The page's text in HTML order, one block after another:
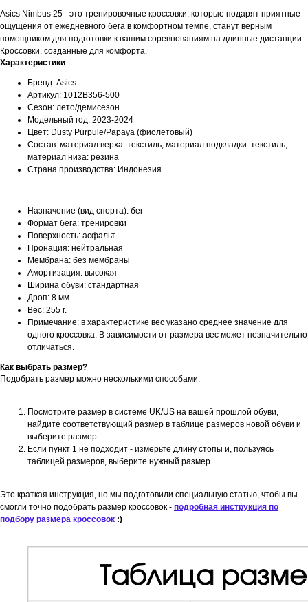
Asics Nimbus 25 - это тренировочные кроссовки, которые подарят приятные
ощущения от ежедневного бега в комфортном темпе, станут верным
помощником для подготовки к вашим соревнованиям на длинные дистанции.
Кроссовки, созданные для комфорта.
Характеристики
Бренд: Asics
Артикул: 1012B356-500
Сезон: лето/демисезон
Модельный год: 2023-2024
Цвет: Dusty Purpule/Papaya (фиолетовый)
Состав: материал верха: текстиль, материал подкладки: текстиль,
материал низа: резина
Страна производства: Индонезия
Назначение (вид спорта): бег
Формат бега: тренировки
Поверхность: асфальт
Пронация: нейтральная
Мембрана: без мембраны
Амортизация: высокая
Ширина обуви: стандартная
Дроп: 8 мм
Вес: 255 г.
Примечание: в характеристике вес указано среднее значение для
одного кроссовка. В зависимости от размера вес может незначительно
отличаться.
Как выбрать размер?
Подобрать размер можно несколькими способами:
Посмотрите размер в системе UK/US на вашей прошлой обуви,
найдите соответствующий размер в таблице размеров новой обуви и
выберите размер.
Если пункт 1 не подходит - измерьте длину стопы и, пользуясь
таблицей размеров, выберите нужный размер.
Это краткая инструкция, но мы подготовили специальную статью, чтобы вы
смогли точно подобрать размер кроссовок - подробная инструкция по
подбору размера кроссовок :)